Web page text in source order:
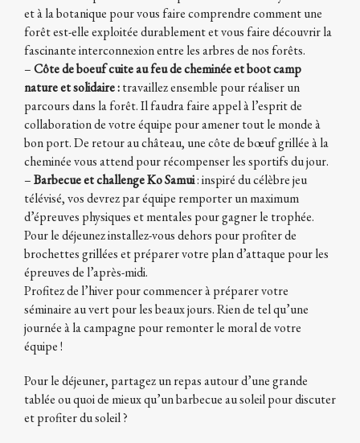
et à la botanique pour vous faire comprendre comment une
forêt est-elle exploitée durablement et vous faire découvrir la
fascinante interconnexion entre les arbres de nos forêts.
–Côte de boeuf cuite au feu de cheminée et boot camp
nature et solidaire :travaillez ensemble pour réaliser un
parcours dans la forêt. Il faudra faire appel à l’esprit de
collaboration de votre équipe pour amener tout le monde à
bon port. De retour au château, une côte de bœuf grillée à la
cheminée vous attend pour récompenser les sportifs du jour.
–Barbecue et challenge Ko Samui: inspiré du célèbre jeu
télévisé, vos devrez par équipe remporter un maximum
d’épreuves physiques et mentales pour gagner le trophée.
Pour le déjeunez installez-vous dehors pour profiter de
brochettes grillées et préparer votre plan d’attaque pour les
épreuves de l’après-midi.
Profitez de l’hiver pour commencer à préparer votre
séminaire au vert pour les beaux jours. Rien de tel qu’une
journée à la campagne pour remonter le moral de votre
équipe !
Pour le déjeuner, partagez un repas autour d’une grande
tablée ou quoi de mieux qu’un barbecue au soleil pour discuter
et profiter du soleil ?